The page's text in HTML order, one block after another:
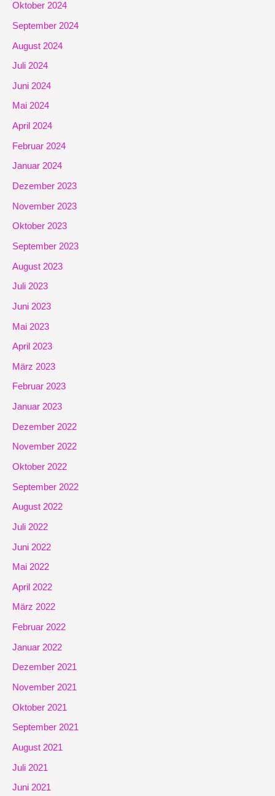
Oktober 2024
September 2024
August 2024
Juli 2024
Juni 2024
Mai 2024
April 2024
Februar 2024
Januar 2024
Dezember 2023
November 2023
Oktober 2023
September 2023
August 2023
Juli 2023
Juni 2023
Mai 2023
April 2023
März 2023
Februar 2023
Januar 2023
Dezember 2022
November 2022
Oktober 2022
September 2022
August 2022
Juli 2022
Juni 2022
Mai 2022
April 2022
März 2022
Februar 2022
Januar 2022
Dezember 2021
November 2021
Oktober 2021
September 2021
August 2021
Juli 2021
Juni 2021